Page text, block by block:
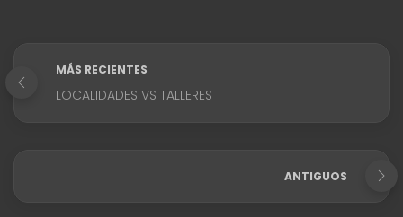
MÁS RECIENTES
LOCALIDADES VS TALLERES
ANTIGUOS